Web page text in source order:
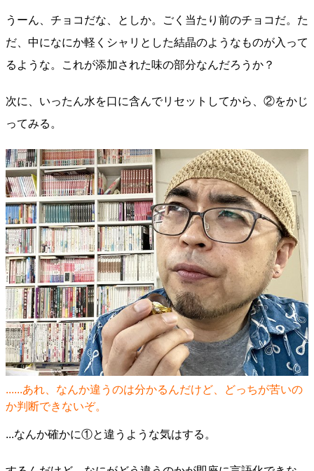
うーん、チョコだな、としか。ごく当たり前のチョコだ。た
だ、中になにか軽くシャリとした結晶のようなものが入って
るような。これが添加された味の部分なんだろうか？
次に、いったん水を口に含んでリセットしてから、②をかじ
ってみる。
......あれ、なんか違うのは分かるんだけど、どっちが苦いの
か判断できないぞ。
...なんか確かに①と違うような気はする。